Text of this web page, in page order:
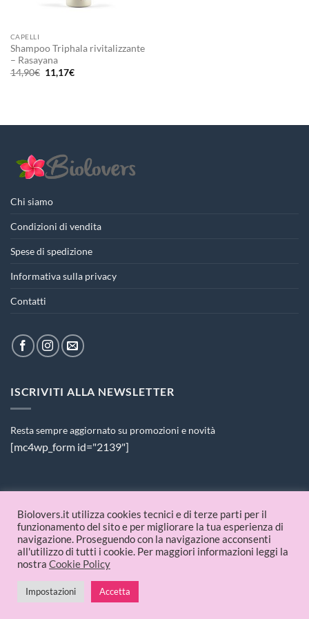
CAPELLI
Shampoo Triphala rivitalizzante
– Rasayana
14,90€ Il
prezzo
11,17€Il
Chi siamo
Condizioni di vendita
Spese di spedizione
Informativa sulla privacy
Contatti
ISCRIVITI ALLA NEWSLETTER
Resta sempre aggiornato su promozioni e novità
[mc4wp_form id="2139"]
PAGAMENTI ACCETTATI
© 2026 Biolovers.it | P.IVA 09336481214
Biolovers.it utilizza cookies tecnici e di terze parti per il
funzionamento del sito e per migliorare la tua esperienza di
navigazione. Proseguendo con la navigazione acconsenti
all'utilizzo di tutti i cookie. Per maggiori informazioni leggi la
nostra Cookie Policy
Impostazioni Accetta